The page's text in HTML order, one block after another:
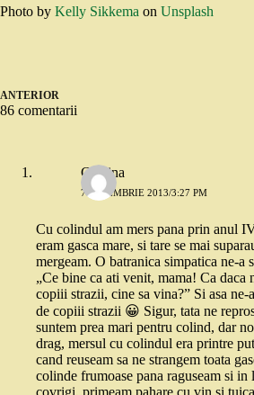
Photo by Kelly Sikkema on Unsplash
ANTERIOR
86 comentarii
Cristina
7 NOIEMBRIE 2013/3:27 PM
Cu colindul am mers pana prin anul
eram gasca mare, si tare se mai
mergeam. O batranica simpatica ne-a
„Ce bine ca ati venit, mama! Ca daca
copiii strazii, cine sa vina?” Si asa ne-
de copiii strazii 😀 Sigur, tata ne
suntem prea mari pentru colind, dar
drag, mersul cu colindul era printre
cand reuseam sa ne strangem toata
colinde frumoase pana raguseam si in
covrigi, primeam pahare cu vin si